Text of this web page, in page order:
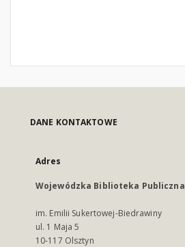
DANE KONTAKTOWE
Adres
Wojewódzka Biblioteka Publiczna
im. Emilii Sukertowej-Biedrawiny
ul. 1 Maja 5
10-117 Olsztyn